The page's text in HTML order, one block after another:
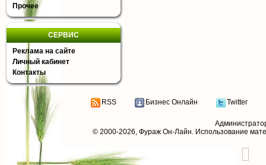
Прочее
СЕРВИС
Реклама на сайте
Личный кабинет
Контакты
RSS Бизнес Онлайн Twitter
© 2000-2026, Фураж Он-Лайн. Использование